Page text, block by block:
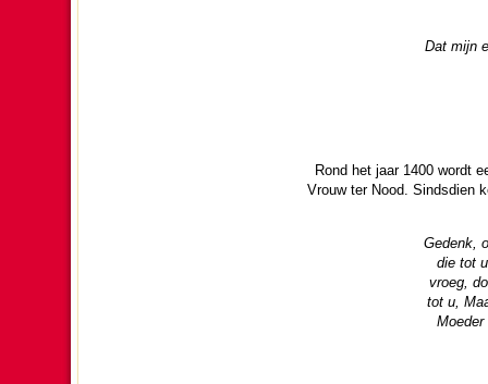
Dat mijn
Rond het jaar 1400 wordt
Vrouw ter Nood. Sindsdien
Gedenk,
die tot
vroeg,
tot u,
Moeder